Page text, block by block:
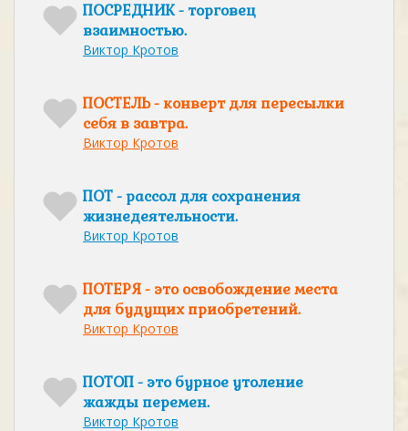
ПОСРЕДНИК - торговец
взаимностью.
Виктор Кротов
ПОСТЕЛЬ - конверт для пересылки
себя в завтра.
Виктор Кротов
ПОТ - рассол для сохранения
жизнедеятельности.
Виктор Кротов
ПОТЕРЯ - это освобождение места
для будущих приобретений.
Виктор Кротов
ПОТОП - это бурное утоление
жажды перемен.
Виктор Кротов